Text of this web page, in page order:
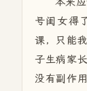
号闺女得
课，只能
子生病家
没有副作